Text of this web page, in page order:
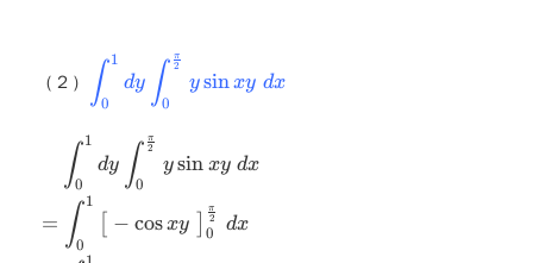
（２）
\displaystyle
\int^{1}_{0}dy\int^{\frac{\pi}
{2}}_{0}y\sin xy \ dx
∫0
1
dy ∫0
2
π
y sin xy dx
\begin{aligned}&\ \ \ \
\displaystyle
\int^{1}_{0}dy\int^{\frac{\pi}
{2}}_{0}y\sin xy \ dx \\
&=\displaystyle
∫0
1
dy ∫0
2
π
y sin xy dx
= ∫0
1
− cosxy 0
2
π
dx